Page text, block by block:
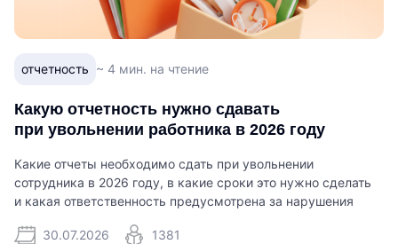
отчетность ~ 4 мин. на чтение
Какую отчетность нужно сдавать
при увольнении работника в 2026 году
Какие отчеты необходимо сдать при увольнении
сотрудника в 2026 году, в какие сроки это нужно сделать
и какая ответственность предусмотрена за нарушения
30.07.2026 1381